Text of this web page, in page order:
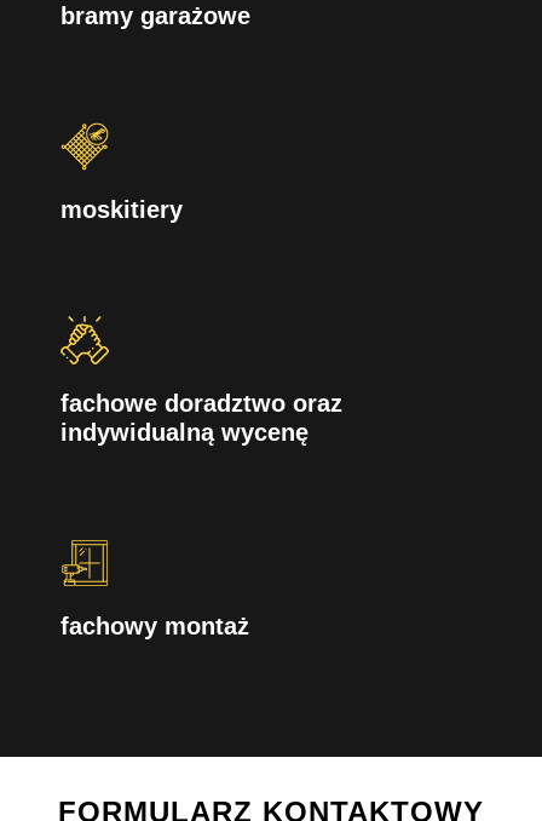
bramy garażowe
moskitiery
fachowe doradztwo oraz
indywidualną wycenę
fachowy montaż
FORMULARZ KONTAKTOWY